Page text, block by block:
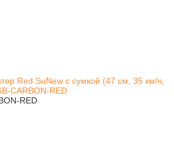
Red SuNew с сумкой (47 см, 35 км/ч,
CARBON-RED
RED